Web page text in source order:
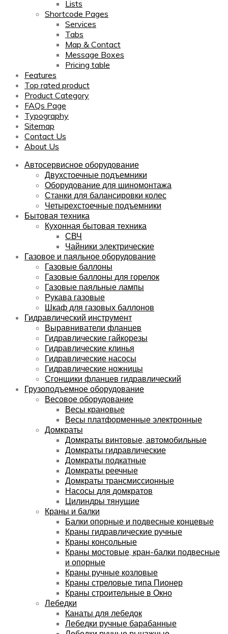
Lists
Shortcode Pages
Services
Tabs
Map & Contact
Message Boxes
Pricing table
Features
Top rated product
Product Category
FAQs Page
Typography
Sitemap
Contact Us
About Us
Автосервисное оборудование
Двухстоечные подъемники
Оборудование для шиномонтажа
Станки для балансировки колес
Четырехстоечные подъемники
Бытовая техника
Кухонная бытовая техника
СВЧ
Чайники электрические
Газовое и паяльное оборудование
Газовые баллоны
Газовые баллоны для горелок
Газовые паяльные лампы
Рукава газовые
Шкаф для газовых баллонов
Гидравлический инструмент
Выравниватели фланцев
Гидравлические гайкорезы
Гидравлические клинья
Гидравлические насосы
Гидравлические ножницы
Сгонщики фланцев гидравлический
Грузоподъемное оборудование
Весовое оборудование
Весы крановые
Весы платформенные электронные
Домкраты
Домкраты винтовые, автомобильные
Домкраты гидравлические
Домкраты подкатные
Домкраты реечные
Домкраты трансмиссионные
Насосы для домкратов
Цилиндры тянущие
Краны и балки
Балки опорные и подвесные концевые
Краны гидравлические ручные
Краны консольные
Краны мостовые, кран-балки подвесные
и опорные
Краны ручные козловые
Краны стреловые типа Пионер
Краны строительные в Окно
Лебедки
Канаты для лебедок
Лебедки ручные барабанные